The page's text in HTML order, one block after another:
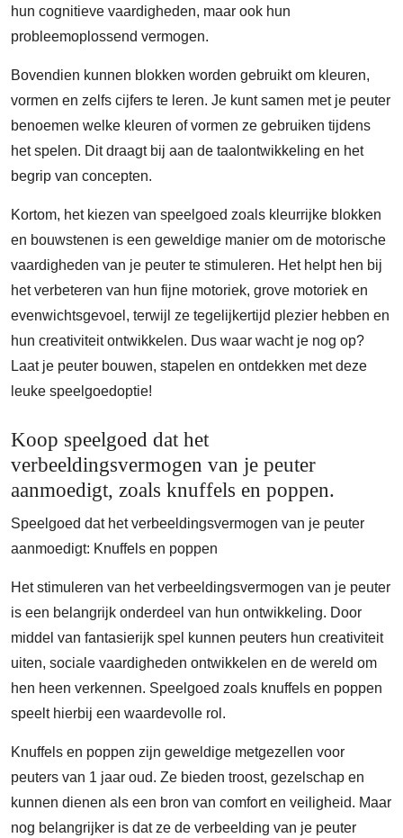
hun cognitieve vaardigheden, maar ook hun
probleemoplossend vermogen.
Bovendien kunnen blokken worden gebruikt om kleuren,
vormen en zelfs cijfers te leren. Je kunt samen met je peuter
benoemen welke kleuren of vormen ze gebruiken tijdens
het spelen. Dit draagt bij aan de taalontwikkeling en het
begrip van concepten.
Kortom, het kiezen van speelgoed zoals kleurrijke blokken
en bouwstenen is een geweldige manier om de motorische
vaardigheden van je peuter te stimuleren. Het helpt hen bij
het verbeteren van hun fijne motoriek, grove motoriek en
evenwichtsgevoel, terwijl ze tegelijkertijd plezier hebben en
hun creativiteit ontwikkelen. Dus waar wacht je nog op?
Laat je peuter bouwen, stapelen en ontdekken met deze
leuke speelgoedoptie!
Koop speelgoed dat het
verbeeldingsvermogen van je peuter
aanmoedigt, zoals knuffels en poppen.
Speelgoed dat het verbeeldingsvermogen van je peuter
aanmoedigt: Knuffels en poppen
Het stimuleren van het verbeeldingsvermogen van je peuter
is een belangrijk onderdeel van hun ontwikkeling. Door
middel van fantasierijk spel kunnen peuters hun creativiteit
uiten, sociale vaardigheden ontwikkelen en de wereld om
hen heen verkennen. Speelgoed zoals knuffels en poppen
speelt hierbij een waardevolle rol.
Knuffels en poppen zijn geweldige metgezellen voor
peuters van 1 jaar oud. Ze bieden troost, gezelschap en
kunnen dienen als een bron van comfort en veiligheid. Maar
nog belangrijker is dat ze de verbeelding van je peuter